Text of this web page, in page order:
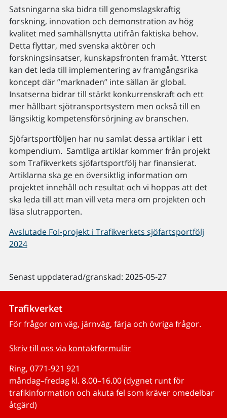
Satsningarna ska bidra till genomslagskraftig
forskning, innovation och demonstration av hög
kvalitet med samhällsnytta utifrån faktiska behov.
Detta flyttar, med svenska aktörer och
forskningsinsatser, kunskapsfronten framåt. Ytterst
kan det leda till implementering av framgångsrika
koncept där ”marknaden” inte sällan är global.
Insatserna bidrar till stärkt konkurrenskraft och ett
mer hållbart sjötransportsystem men också till en
långsiktig kompetensförsörjning av branschen.
Sjöfartsportföljen har nu samlat dessa artiklar i ett
kompendium. Samtliga artiklar kommer från projekt
som Trafikverkets sjöfartsportfölj har finansierat.
Artiklarna ska ge en översiktlig information om
projektet innehåll och resultat och vi hoppas att det
ska leda till att man vill veta mera om projekten och
läsa slutrapporten.
Avslutade FoI-projekt i Trafikverkets sjöfartsportfölj
2024
Senast uppdaterad/granskad: 2025-05-27
Trafikverket
För frågor om väg, järnväg, färja och övriga frågor.
Skriv till oss via kontaktformulär
Ring, 0771-921 921
måndag–fredag kl. 8.00–16.00 (dygnet runt för
trafikinformation och akuta fel som kräver omedelbar
åtgärd)